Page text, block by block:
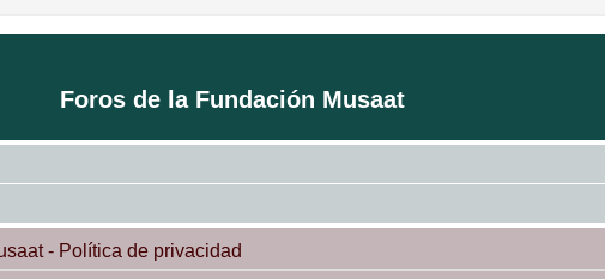
Foros de la Fundación Musaat
- Política de privacidad